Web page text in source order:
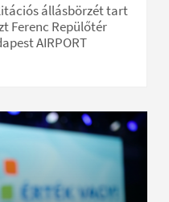
állásbörzét tart
Ferenc Repülőtér
AIRPORT